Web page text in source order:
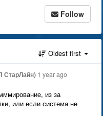
Follow
Oldest first
СтарЛайн) 1 year ago
из за
или если система не